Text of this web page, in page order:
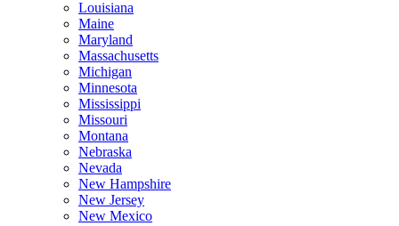
Louisiana
Maine
Maryland
Massachusetts
Michigan
Minnesota
Mississippi
Missouri
Montana
Nebraska
Nevada
New Hampshire
New Jersey
New Mexico